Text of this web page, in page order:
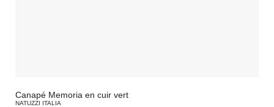
Canapé Memoria en cuir vert
NATUZZI ITALIA